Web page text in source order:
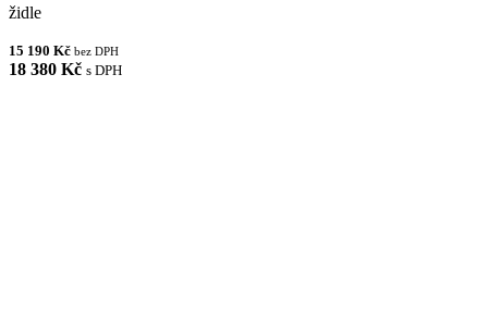
židle
15 190 Kč bez DPH
18 380 Kč s DPH